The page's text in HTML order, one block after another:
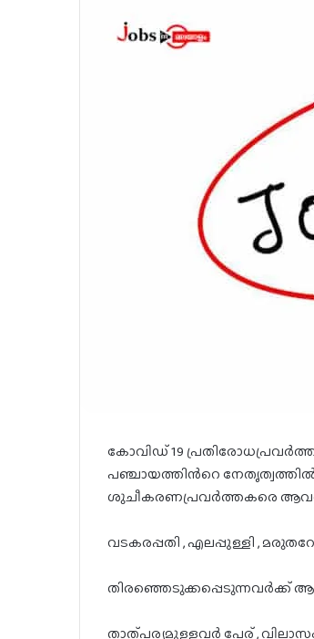
കോവിഡ് 19
പഞ്ചായത്തിൻറെ നേതൃത്വത്തിൽ
ശുചീകരണപ്രവർത്തകരെ
വടകരപ്പതി , എലപ്പുള്ളി ,
തിരഞ്ഞെടുക്കപ്പെടുന്നവർക്ക്
താത്പര്യമുള്ളവർ പേര് ,